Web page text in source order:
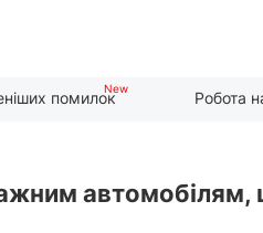
помилок Робота
автомобілям,